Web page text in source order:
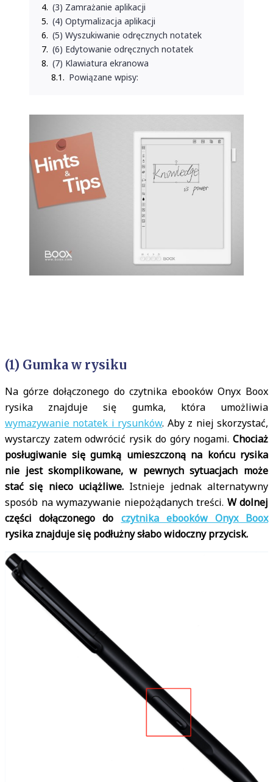
(3) Zamrażanie aplikacji
(4) Optymalizacja aplikacji
(5) Wyszukiwanie odręcznych notatek
(6) Edytowanie odręcznych notatek
(7) Klawiatura ekranowa
Powiązane wpisy:
(1) Gumka w rysiku
Na górze dołączonego do czytnika ebooków Onyx Boox
rysika znajduje się gumka, która umożliwia
wymazywanie notatek i rysunków. Aby z niej skorzystać,
wystarczy zatem odwrócić rysik do góry nogami. Chociaż
posługiwanie się gumką umieszczoną na końcu rysika
nie jest skomplikowane, w pewnych sytuacjach może
stać się nieco uciążliwe. Istnieje jednak alternatywny
sposób na wymazywanie niepożądanych treści. W dolnej
części dołączonego do czytnika ebooków Onyx Boox
rysika znajduje się podłużny słabo widoczny przycisk.